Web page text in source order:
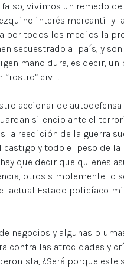
vivimos un remedo
interés mercantil y
por todos los medios la
secuestrado al país, y
mano dura, es decir, un
civil.
accionar de
silencio ante el
la reedición de la guerra
y todo el peso de
que decir que quienes
otros simplemente lo
actual Estado policíaco-
negocios y algunas
contra las atrocidades y
¿Será porque este